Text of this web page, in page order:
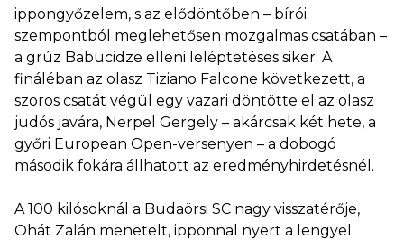
ippongyőzelem, s az elődöntőben – bírói
szempontból meglehetősen mozgalmas csatában –
a grúz Babucidze elleni leléptetéses siker. A
fináléban az olasz Tiziano Falcone következett, a
szoros csatát végül egy vazari döntötte el az olasz
judós javára, Nerpel Gergely – akárcsak két hete, a
győri European Open-versenyen – a dobogó
második fokára állhatott az eredményhirdetésnél.
A 100 kilósoknál a Budaörsi SC nagy visszatérője,
Ohát Zalán menetelt, ipponnal nyert a lengyel